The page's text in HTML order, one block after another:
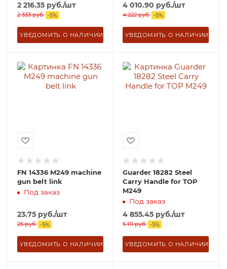
2 216.35 руб./шт
2 333руб. -5%
УВЕДОМИТЬ О НАЛИЧИИ
4 010.90 руб./шт
4 222руб. -5%
УВЕДОМИТЬ О НАЛИЧИИ
FN 14336 M249 machine
gun belt link
Под заказ
23.75 руб./шт
25руб. -5%
УВЕДОМИТЬ О НАЛИЧИИ
Guarder 18282 Steel
Carry Handle for TOP
M249
Под заказ
4 855.45 руб./шт
5 111руб. -5%
УВЕДОМИТЬ О НАЛИЧИИ